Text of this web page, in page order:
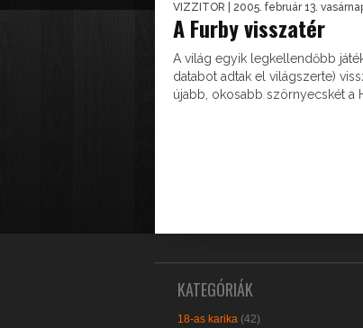
VIZZITOR | 2005. február 13.
A Furby visszatér
A világ egyik legkellendőbb
databot adtak el világszerte)
újabb, okosabb szörnyecskét a
KATEGÓRIÁK
18-as karika (42)